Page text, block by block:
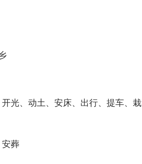
光、动土、安床、出行、提车、栽
葬